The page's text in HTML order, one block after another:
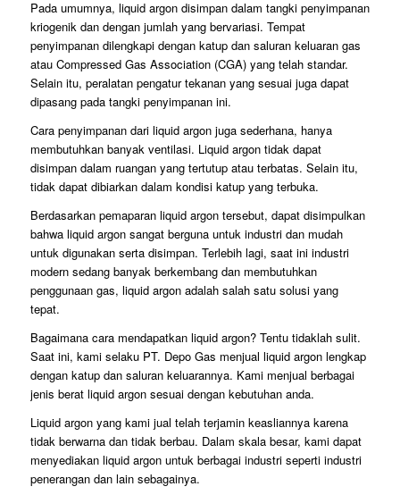
Pada umumnya, liquid argon disimpan dalam tangki penyimpanan
kriogenik dan dengan jumlah yang bervariasi. Tempat
penyimpanan dilengkapi dengan katup dan saluran keluaran gas
atau Compressed Gas Association (CGA) yang telah standar.
Selain itu, peralatan pengatur tekanan yang sesuai juga dapat
dipasang pada tangki penyimpanan ini.
Cara penyimpanan dari liquid argon juga sederhana, hanya
membutuhkan banyak ventilasi. Liquid argon tidak dapat
disimpan dalam ruangan yang tertutup atau terbatas. Selain itu,
tidak dapat dibiarkan dalam kondisi katup yang terbuka.
Berdasarkan pemaparan liquid argon tersebut, dapat disimpulkan
bahwa liquid argon sangat berguna untuk industri dan mudah
untuk digunakan serta disimpan. Terlebih lagi, saat ini industri
modern sedang banyak berkembang dan membutuhkan
penggunaan gas, liquid argon adalah salah satu solusi yang
tepat.
Bagaimana cara mendapatkan liquid argon? Tentu tidaklah sulit.
Saat ini, kami selaku PT. Depo Gas menjual liquid argon lengkap
dengan katup dan saluran keluarannya. Kami menjual berbagai
jenis berat liquid argon sesuai dengan kebutuhan anda.
Liquid argon yang kami jual telah terjamin keasliannya karena
tidak berwarna dan tidak berbau. Dalam skala besar, kami dapat
menyediakan liquid argon untuk berbagai industri seperti industri
penerangan dan lain sebagainya.